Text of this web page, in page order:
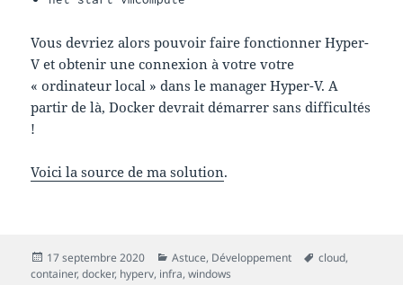
Vous devriez alors pouvoir faire fonctionner Hyper-
V et obtenir une connexion à votre votre
« ordinateur local » dans le manager Hyper-V. A
partir de là, Docker devrait démarrer sans difficultés
!
Voici la source de ma solution.
Publié
le
17 septembre 2020 Catégories
Astuce, Développement
Mots-
cloud,
container,docker, hyperv, infra,windows